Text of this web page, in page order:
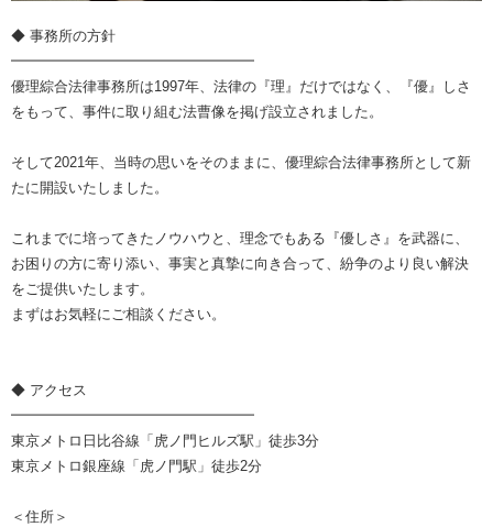
◆ 事務所の方針
━━━━━━━━━━━━━━━━━
優理綜合法律事務所は1997年、法律の『理』だけではなく、『優』しさ
をもって、事件に取り組む法曹像を掲げ設立されました。
そして2021年、当時の思いをそのままに、優理綜合法律事務所として新
たに開設いたしました。
これまでに培ってきたノウハウと、理念でもある『優しさ』を武器に、
お困りの方に寄り添い、事実と真摯に向き合って、紛争のより良い解決
をご提供いたします。
まずはお気軽にご相談ください。
◆ アクセス
━━━━━━━━━━━━━━━━━
東京メトロ日比谷線「虎ノ門ヒルズ駅」徒歩3分
東京メトロ銀座線「虎ノ門駅」徒歩2分
＜住所＞